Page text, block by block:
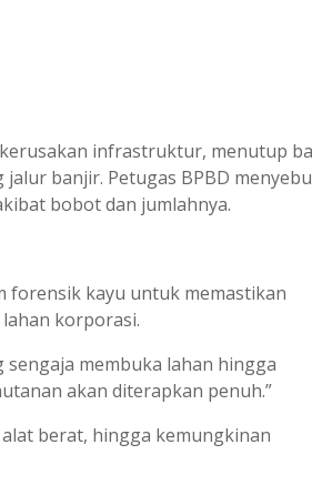
infrastruktur, menutup
banjir. Petugas BPBD
bobot dan jumlahnya.
forensik kayu untuk memastikan
korporasi.
membuka lahan hingga
akan diterapkan penuh.”
berat, hingga kemungkinan